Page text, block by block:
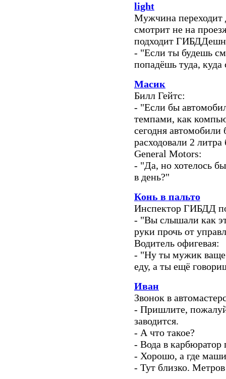
light
Мужчина переходит
смотрит не на
подходит
- "Если ты будешь
попадёшь туда,
Масик
Билл Гейтс:
- "Если бы
темпами, как
сегодня
расходовали 2
General Motors:
- "Да, но хотелось
в день?"
Конь в пальто
Инспектор ГИБДД
- "Вы слышали как
руки прочь от
Водитель офигевая:
- "Ну ты мужик
еду, а ты ещё
Иван
Звонок в
- Пришлите,
заводится.
- А что такое?
- Вода в карбюратор
- Хорошо, а где
- Тут близко. Метров